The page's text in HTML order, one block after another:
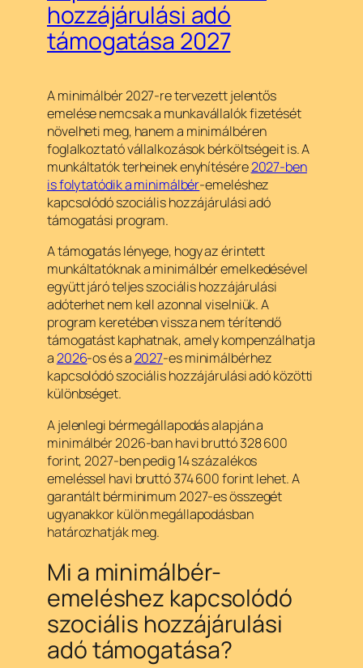
hozzájárulási adó
támogatása 2027
A minimálbér 2027-re tervezett jelentős
emelése nemcsak a munkavállalók fizetését
növelheti meg, hanem a minimálbéren
foglalkoztató vállalkozások bérköltségeit is. A
munkáltatók terheinek enyhítésére2027-ben
is folytatódik a minimálbér-emeléshez
kapcsolódó szociális hozzájárulási adó
támogatási program.
A támogatás lényege, hogy az érintett
munkáltatóknak a minimálbér emelkedésével
együtt járó teljes szociális hozzájárulási
adóterhet nem kell azonnal viselniük. A
program keretében vissza nem térítendő
támogatást kaphatnak, amely kompenzálhatja
a2026-os és a2027-es minimálbérhez
kapcsolódó szociális hozzájárulási adó közötti
különbséget.
A jelenlegi bérmegállapodás alapján a
minimálbér 2026-ban havi bruttó 328 600
forint, 2027-ben pedig 14 százalékos
emeléssel havi bruttó 374 600 forint lehet. A
garantált bérminimum 2027-es összegét
ugyanakkor külön megállapodásban
határozhatják meg.
Mi a minimálbér-
emeléshez kapcsolódó
szociális hozzájárulási
adó támogatása?